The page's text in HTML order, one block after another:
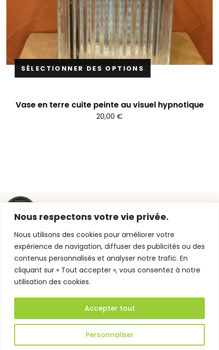
Nous respectons votre vie privée.
Nous utilisons des cookies pour améliorer votre
expérience de navigation, diffuser des publicités ou des
contenus personnalisés et analyser notre trafic. En
cliquant sur « Tout accepter », vous consentez à notre
utilisation des cookies.
Personnaliser
Accepter tout
SÉLECTIONNER DES OPTIONS
Vase en terre cuite peinte au visuel hypnotique
20,00 €
Jardins de
Campagne,
fleuristes
Rennais à
utiles
ACCUEIL
ARTISAN
FLEURISTE
AMÉNAGEMENT
BLOG
BOUTIQUE
GALERIE
DEVIS &
MON
COMPTE
79 RUE SAINT-
HÉLIER, 35000
RENNES
JARDINS DE
Réalisé par
Mentions légales
Politique de